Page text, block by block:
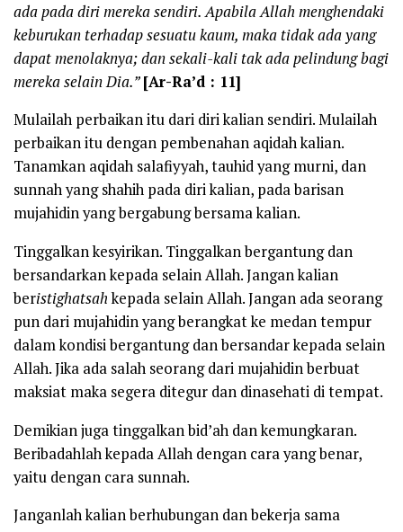
ada pada diri mereka sendiri. Apabila Allah menghendaki
keburukan terhadap sesuatu kaum, maka tidak ada yang
dapat menolaknya; dan sekali-kali tak ada pelindung bagi
mereka selain Dia.”[Ar-Ra’d : 11]
Mulailah perbaikan itu dari diri kalian sendiri. Mulailah
perbaikan itu dengan pembenahan aqidah kalian.
Tanamkan aqidah salafiyyah, tauhid yang murni, dan
sunnah yang shahih pada diri kalian, pada barisan
mujahidin yang bergabung bersama kalian.
Tinggalkan kesyirikan. Tinggalkan bergantung dan
bersandarkan kepada selain Allah. Jangan kalian
beristighatsahkepada selain Allah. Jangan ada seorang
pun dari mujahidin yang berangkat ke medan tempur
dalam kondisi bergantung dan bersandar kepada selain
Allah. Jika ada salah seorang dari mujahidin berbuat
maksiat maka segera ditegur dan dinasehati di tempat.
Demikian juga tinggalkan bid’ah dan kemungkaran.
Beribadahlah kepada Allah dengan cara yang benar,
yaitu dengan cara sunnah.
Janganlah kalian berhubungan dan bekerja sama